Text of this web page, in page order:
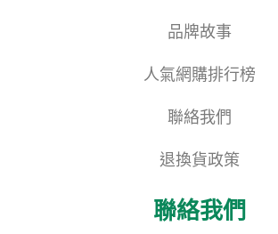
品牌故事
人氣網購排行榜
聯絡我們
退換貨政策
聯絡我們